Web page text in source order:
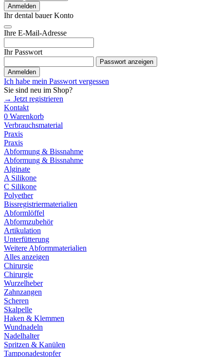
Anmelden
Ihr dental bauer Konto
Ihre E-Mail-Adresse
Ihr Passwort
Passwort anzeigen
Anmelden
Ich habe mein Passwort vergessen
Sie sind neu im Shop?
→ Jetzt registrieren
Kontakt
0 Warenkorb
Verbrauchsmaterial
Praxis
Praxis
Abformung & Bissnahme
Abformung & Bissnahme
Alginate
A Silikone
C Silikone
Polyether
Bissregistriermaterialien
Abformlöffel
Abformzubehör
Artikulation
Unterfütterung
Weitere Abformmaterialien
Alles anzeigen
Chirurgie
Chirurgie
Wurzelheber
Zahnzangen
Scheren
Skalpelle
Haken & Klemmen
Wundnadeln
Nadelhalter
Spritzen & Kanülen
Tamponadestopfer